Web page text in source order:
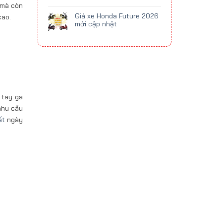
còn
tay ga
cầu
ngày
Giá xe Honda Future 2026
mới cập nhật